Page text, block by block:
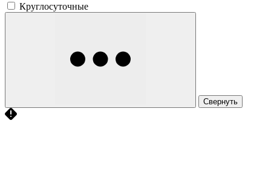
Круглосуточные
Свернуть